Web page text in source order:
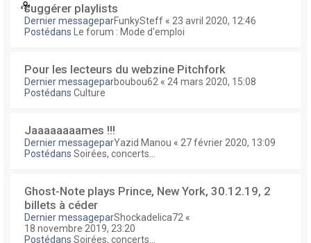
suggérer playlists
Dernier messageparFunkySteff « 23 avril 2020, 12:46
Postédans
Le forum : Mode d'emploi
Pour les lecteurs du webzine Pitchfork
Dernier messageparboubou62 « 24 mars 2020, 15:08
Postédans Culture
Jaaaaaaaames !!!
Dernier messageparYazid Manou « 27 février 2020, 13:09
Postédans Soirées, concerts...
Ghost-Note plays Prince, New York, 30.12.19, 2
billets à céder
Dernier messageparShockadelica72 «
18 novembre 2019, 23:20
Postédans Soirées, concerts...